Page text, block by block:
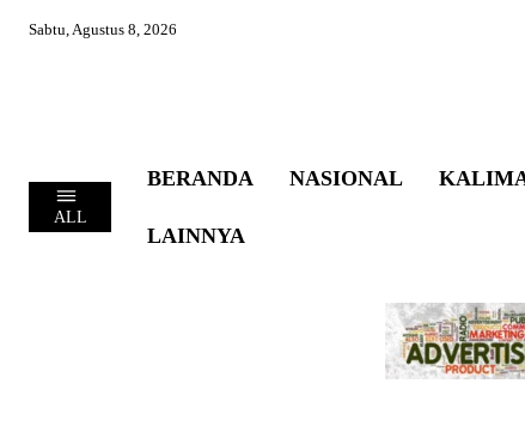
Sabtu, Agustus 8, 2026
ALL
BERANDA NASIONAL
LAINNYA